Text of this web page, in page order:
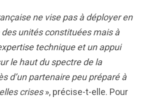
ne vise pas à déployer en
unités constituées mais à
technique et un appui
le haut du spectre de la
d’un partenaire peu préparé à
crises», précise-t-elle. Pour